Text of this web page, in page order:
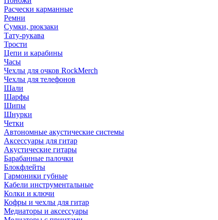
Расчески карманные
Ремни
Сумки, рюкзаки
Тату-рукава
Трости
Цепи и карабины
Часы
Чехлы для очков RockMerch
Чехлы для телефонов
Шали
Шарфы
Шипы
Шнурки
Четки
Автономные акустические системы
Аксессуары для гитар
Акустические гитары
Барабанные палочки
Блокфлейты
Гармоники губные
Кабели инструментальные
Колки и ключи
Кофры и чехлы для гитар
Медиаторы и аксессуары